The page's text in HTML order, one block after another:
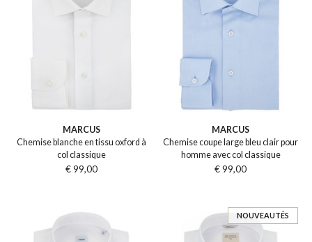
MARCUS
Chemise blanche en tissu oxford à
col classique
€ 99,00
MARCUS
Chemise coupe large bleu clair pour
homme avec col classique
€ 99,00
NOUVEAUTÉS